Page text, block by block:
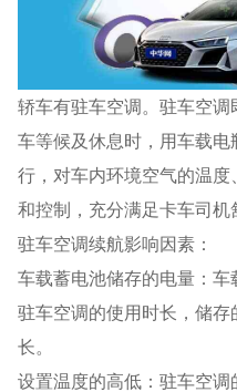
轿车有驻车空调。驻车空
车等候及休息时，用车载
行，对车内环境空气的温
和控制，充分满足卡车司机
驻车空调续航影响因素：
车载蓄电池储存的电量：
驻车空调的使用时长，储
长。
设置温度的高低：驻车空